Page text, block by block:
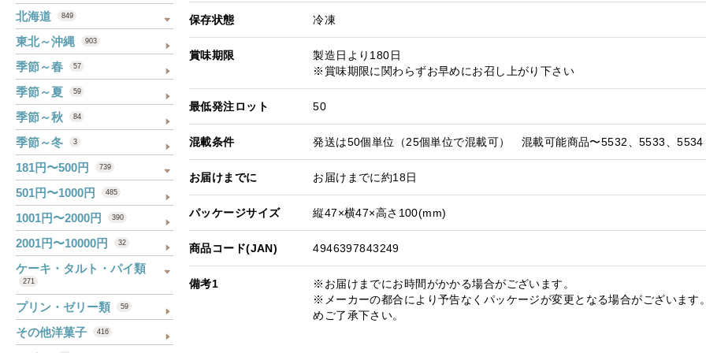
保存状態 冷凍
賞味期限
製造日より180日
※賞味期限に関わらずお早めにお召し上がり下さい
最低発注ロット 50
混載条件 発送は50個単位（25個単位で混載可） 混載可能商品〜5532、5533、5534
お届けまでに お届けまでに約18日
パッケージサイズ 縦47×横47×高さ100(mm)
商品コード(JAN) 4946397843249
備考1
※お届けまでにお時間がかかる場合がございます。
※メーカーの都合により予告なくパッケージが変更となる場合がございます
めご了承下さい。
北海道 849
東北～沖縄 903
季節～春 57
季節～夏 59
季節～秋 84
季節～冬 3
181円〜500円 739
501円〜1000円 485
1001円〜2000円 390
2001円〜10000円 32
ケーキ・タルト・パイ類
271
プリン・ゼリー類 59
その他洋菓子 416